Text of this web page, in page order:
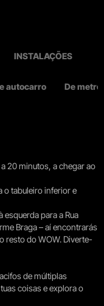
INSTALAÇÕES
autocarro De metro
20 minutos, a chegar ao
o tabuleiro inferior e
esquerda para a Rua
Braga – aí encontrarás
resto do WOW. Diverte-
de múltiplas
coisas e explora o